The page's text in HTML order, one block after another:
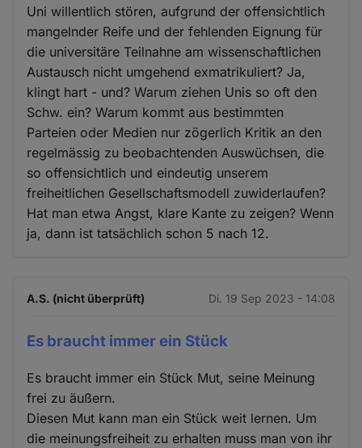
Uni willentlich stören, aufgrund der offensichtlich
mangelnder Reife und der fehlenden Eignung für
die universitäre Teilnahne am wissenschaftlichen
Austausch nicht umgehend exmatrikuliert? Ja,
klingt hart - und? Warum ziehen Unis so oft den
Schw. ein? Warum kommt aus bestimmten
Parteien oder Medien nur zögerlich Kritik an den
regelmässig zu beobachtenden Auswüchsen, die
so offensichtlich und eindeutig unserem
freiheitlichen Gesellschaftsmodell zuwiderlaufen?
Hat man etwa Angst, klare Kante zu zeigen? Wenn
ja, dann ist tatsächlich schon 5 nach 12.
A.S. (nicht überprüft) Di. 19 Sep 2023 - 14:08
Es braucht immer ein Stück
Es braucht immer ein Stück Mut, seine Meinung
frei zu äußern.
Diesen Mut kann man ein Stück weit lernen. Um
die meinungsfreiheit zu erhalten muss man von ihr